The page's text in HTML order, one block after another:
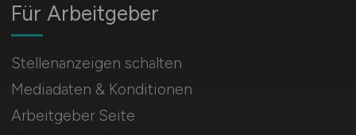
Für Arbeitgeber
Stellenanzeigen schalten
Mediadaten & Konditionen
Arbeitgeber Seite